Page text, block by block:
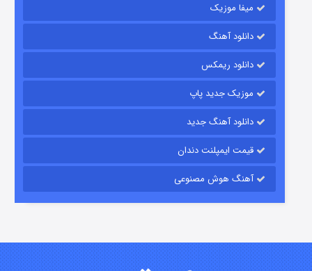
قسمت۱۵ (دوبله) منتشر شد
میفا موزیک
دانلود آهنگ
دانلود ریمکس
موزیک جدید پاپ
دانلود آهنگ جدید
قیمت ایمپلنت دندان
آهنگ هوش مصنوعی